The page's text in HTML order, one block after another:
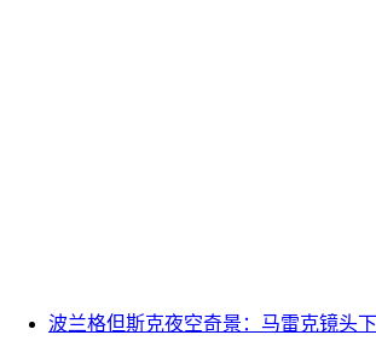
波兰格但斯克夜空奇景：马雷克镜头下